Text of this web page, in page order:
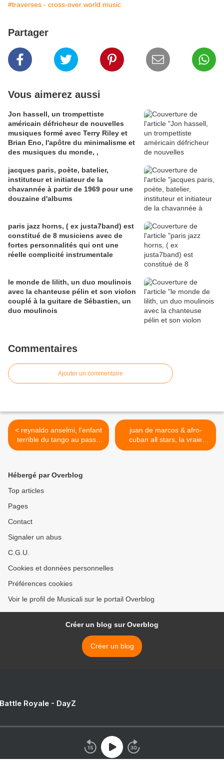
#traverses - cross-over world music
Partager
Vous aimerez aussi
Jon hassell, un trompettiste
américain défricheur de nouvelles
musiques formé avec Terry Riley et
Brian Eno, l'apôtre du minimalisme et
des musiques du monde, ,
jacques paris, poète, batelier,
instituteur et initiateur de la
chavannée à partir de 1969 pour une
douzaine d'albums
paris jazz horns, ( ex justa7band) est
constitué de 8 musiciens avec de
fortes personnalités qui ont une
réelle complicité instrumentale
le monde de lilith, un duo moulinois
avec la chanteuse pélin et son violon
couplé à la guitare de Sébastien, un
duo moulinois
Commentaires
Ajouter un commentaire
< reynaldo anselmi, l'enfant
terrible du tango au passe
de boxeur
juan de marcos & afro-
cuban all stars, la vraie
musique cubaine >
Hébergé par Overblog
Top articles
Pages
Contact
Signaler un abus
C.G.U.
Cookies et données personnelles
Préférences cookies
Voir le profil de Musicali sur le portail Overblog
Créer un blog sur Overblog
Créer un blog
Royale - DayZ